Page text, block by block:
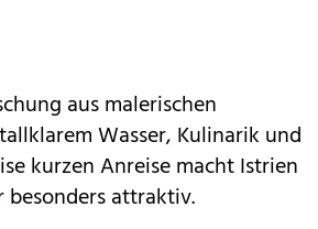
aus malerischen
Wasser, Kulinarik und
kurzen Anreise macht Istrien
attraktiv.